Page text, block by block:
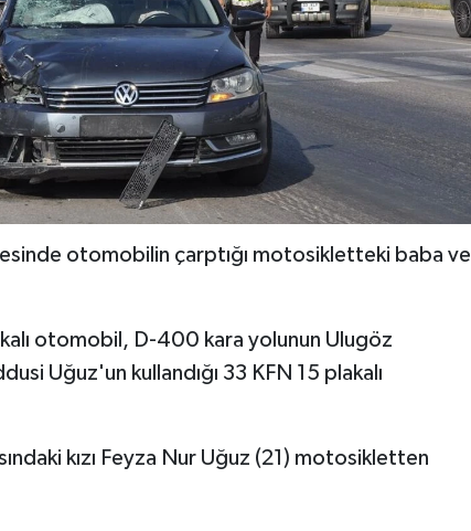
otomobilin çarptığı motosikletteki baba ve
otomobil, D-400 kara yolunun Ulugöz
Uğuz'un kullandığı 33 KFN 15 plakalı
kızı Feyza Nur Uğuz (21) motosikletten